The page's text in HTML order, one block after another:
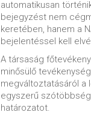
automatikusan
bejegyzést nem
keretében, hanem a
bejelentéssel kell
A társaság
minősülő
megváltoztatásáról a
egyszerű
határozatot.